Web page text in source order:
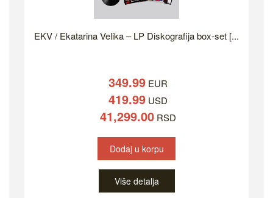
EKV / Ekatarina Velika – LP Diskografija box-set [...
349.99 EUR
419.99 USD
41,299.00 RSD
Dodaj u korpu
Više detalja